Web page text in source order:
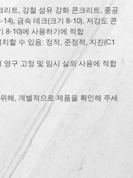
리트, 강철 섬유 강화 콘크리트, 중공
14), 금속 데크(크기 8-10), 저강도 콘
8-10)에 사용하기에 적합
할 수 있음: 정적, 준정적, 지진(C1
영구 고정 및 임시 실외 사용에 적합
해, 개별적으로 제품을 확인해 주세